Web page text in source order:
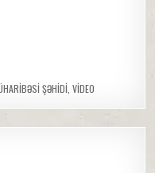
ŞƏHIDI VIDEO